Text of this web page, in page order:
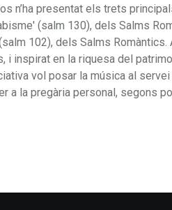
n’ha presentat els trets
(salm 130), dels Salms
102), dels Salms
inspirat en la riquesa del
vol posar la música al
a la pregària personal, segons